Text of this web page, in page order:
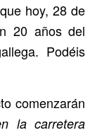
hoy, 28 de
20 años del
Podéis
comenzarán
la carretera